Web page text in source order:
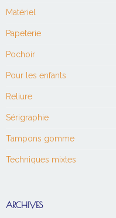
Matériel
Papeterie
Pochoir
Pour les enfants
Reliure
Sérigraphie
Tampons gomme
Techniques mixtes
ARCHIVES